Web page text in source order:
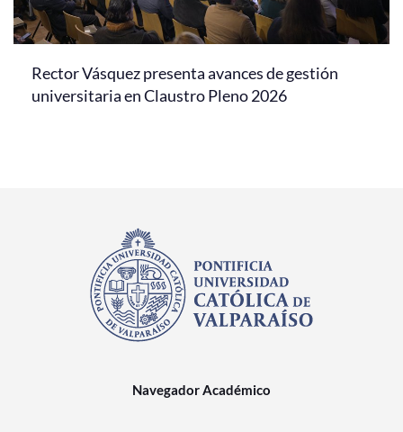
Rector Vásquez presenta avances de gestión
universitaria en Claustro Pleno 2026
Navegador Académico